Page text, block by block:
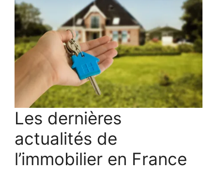
Les dernières
actualités de
l’immobilier en France